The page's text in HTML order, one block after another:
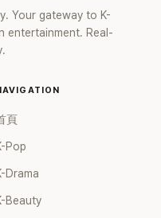
Your gateway to K-
entertainment. Real-
頁
Pop
Drama
Beauty